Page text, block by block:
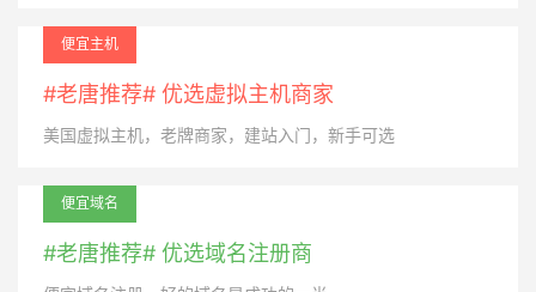
便宜主机
#老唐推荐# 优选虚拟主机商家
美国虚拟主机，老牌商家，建站入门，新手可选
便宜域名
#老唐推荐# 优选域名注册商